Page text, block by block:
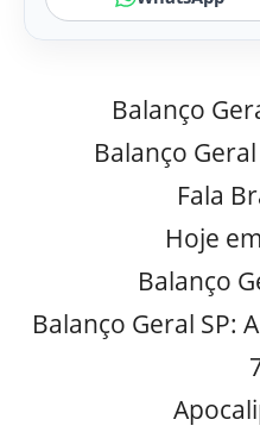
Balanço
Balanço
Fala
Hoje
Balanço
Balanço Geral SP: